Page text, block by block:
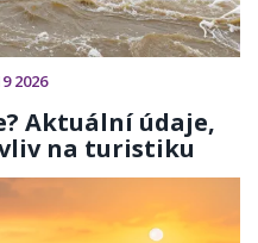
2026
Aktuální údaje,
na turistiku